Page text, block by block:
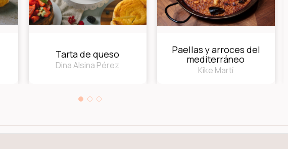
Tarta de queso
Dina Alsina Pérez
Paellas y arroces del
mediterráneo
Kike Martí